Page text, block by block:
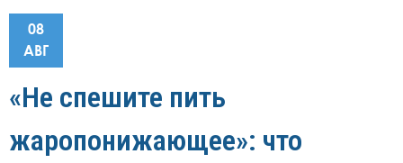
08
АВГ
«Не спешите пить
жаропонижающее»: что